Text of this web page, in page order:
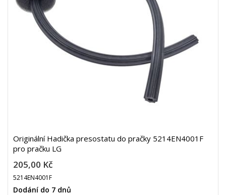
Originální Hadička presostatu do pračky 5214EN4001F
pro pračku LG
205,00 Kč
5214EN4001F
Dodání do 7 dnů